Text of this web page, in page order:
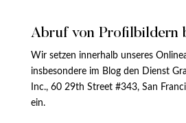
Abruf von Profilbildern
Wir setzen innerhalb unseres
insbesondere im Blog den Dienst
Inc., 60 29th Street #343, San
ein.